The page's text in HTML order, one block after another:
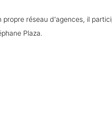
propre réseau d'agences, il
Plaza.